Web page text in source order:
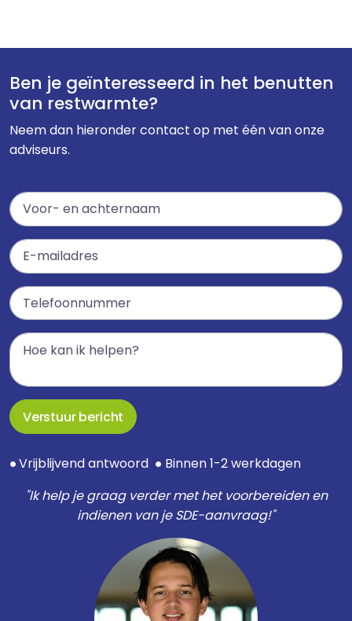
Ben je geïnteresseerd in het benutten
van restwarmte?
Neem dan hieronder contact op met één van onze
adviseurs.
Verstuur bericht
● Vrijblijvend antwoord ● Binnen 1-2 werkdagen
"Ik help je graag verder met het voorbereiden en
indienen van je SDE-aanvraag!"